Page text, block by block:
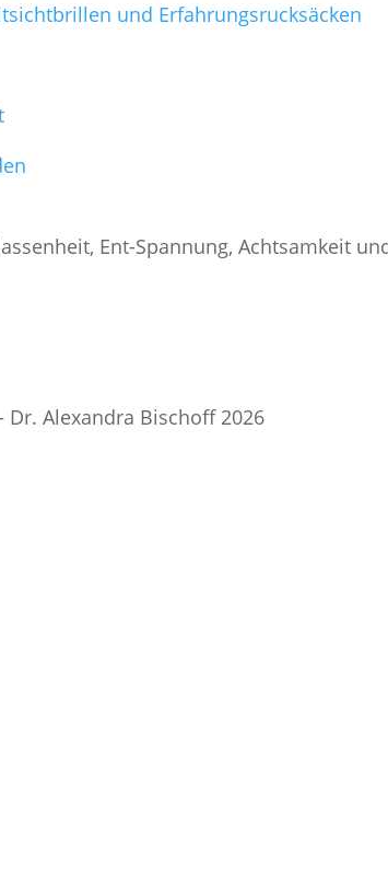
und Erfahrungsrucksäcken
Ent-Spannung, Achtsamkeit
Dr. Alexandra Bischoff 2026